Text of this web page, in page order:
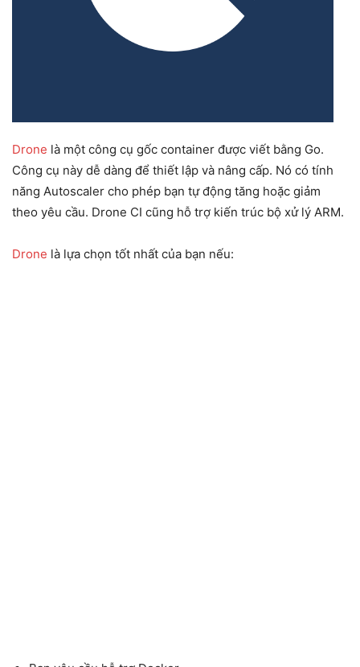
Drone là một công cụ gốc container được viết bằng Go.
Công cụ này dễ dàng để thiết lập và nâng cấp. Nó có tính
năng Autoscaler cho phép bạn tự động tăng hoặc giảm
theo yêu cầu. Drone CI cũng hỗ trợ kiến ​​trúc bộ xử lý ARM.
Drone là lựa chọn tốt nhất của bạn nếu: